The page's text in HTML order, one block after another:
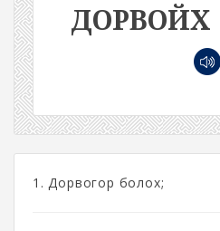
ДОРВОЙХ
1. Дорвогор болох;